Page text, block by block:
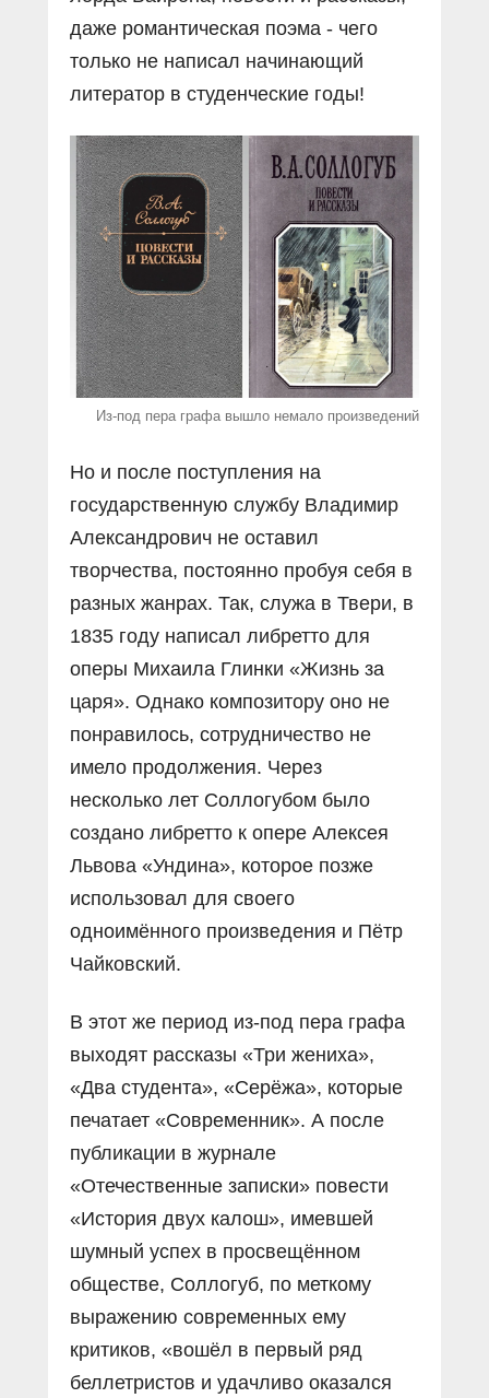
даже романтическая поэма - чего
только не написал начинающий
литератор в студенческие годы!
Из-под пера графа вышло немало произведений
Но и после поступления на
государственную службу Владимир
Александрович не оставил
творчества, постоянно пробуя себя в
разных жанрах. Так, служа в Твери, в
1835 году написал либретто для
оперы Михаила Глинки «Жизнь за
царя». Однако композитору оно не
понравилось, сотрудничество не
имело продолжения. Через
несколько лет Соллогубом было
создано либретто к опере Алексея
Львова «Ундина», которое позже
использовал для своего
одноимённого произведения и Пётр
Чайковский.
В этот же период из-под пера графа
выходят рассказы «Три жениха»,
«Два студента», «Серёжа», которые
печатает «Современник». А после
публикации в журнале
«Отечественные записки» повести
«История двух калош», имевшей
шумный успех в просвещённом
обществе, Соллогуб, по меткому
выражению современных ему
критиков, «вошёл в первый ряд
беллетристов и удачливо оказался